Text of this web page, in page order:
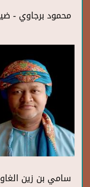
محمود برجاوي -
سامي بن زين